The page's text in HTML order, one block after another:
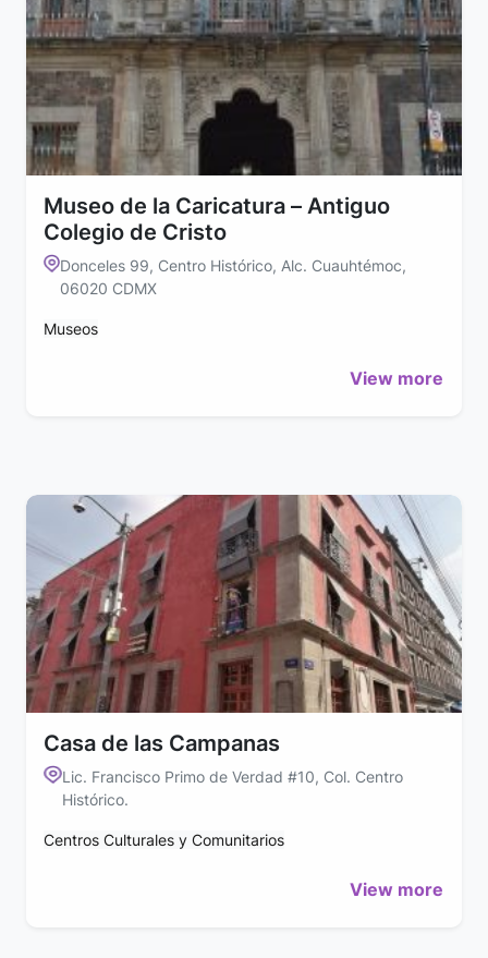
Museo de la Caricatura – Antiguo
Colegio de Cristo
Donceles 99, Centro Histórico, Alc. Cuauhtémoc,
06020 CDMX
Museos
View more
Casa de las Campanas
Lic. Francisco Primo de Verdad #10, Col. Centro
Histórico.
Centros Culturales y Comunitarios
View more